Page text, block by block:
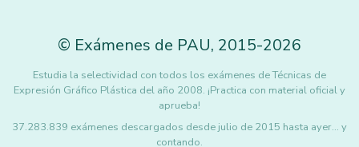
© Exámenes de PAU, 2015-2026
Estudia la selectividad con todos los exámenes de Técnicas de
Expresión Gráfico Plástica del año 2008. ¡Practica con material oficial y
aprueba!
37.283.839 exámenes descargados desde julio de 2015 hasta ayer... y
contando.